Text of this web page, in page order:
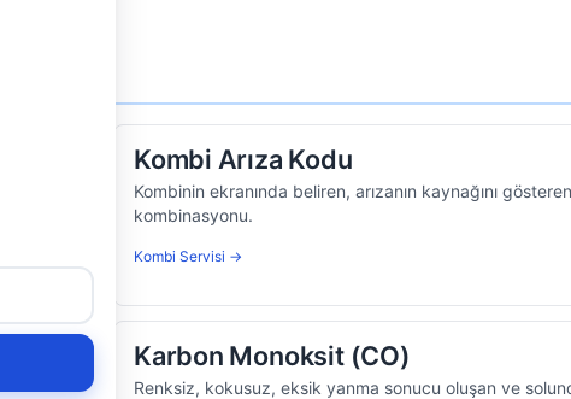
Kombi Arıza Kodu
Kombinin ekranında beliren, arızanın kaynağını
kombinasyonu.
Kombi Servisi →
Karbon Monoksit (CO)
Renksiz, kokusuz, eksik yanma sonucu oluşan ve